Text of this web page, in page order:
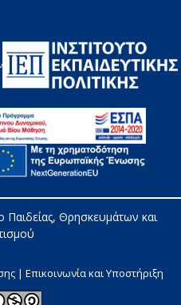
Παιδείας, Θρησκευμάτων και
| Επικοινωνία και Υποστήριξη